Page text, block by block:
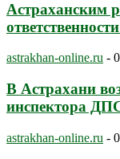
Астраханским
astrakhan-online.ru -
В Астрахани
инспектора
astrakhan-online.ru -